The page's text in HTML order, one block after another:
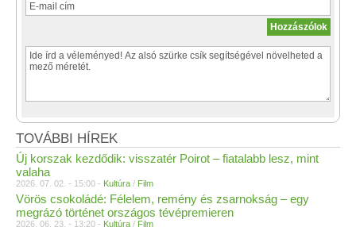
TOVÁBBI HÍREK
Új korszak kezdődik: visszatér Poirot – fiatalabb lesz, mint
valaha
2026. 07. 02. - 15:00 - Kultúra / Film
Vörös csokoládé: Félelem, remény és zsarnokság – egy
megrázó történet országos tévépremieren
2026. 06. 23. - 13:20 - Kultúra / Film